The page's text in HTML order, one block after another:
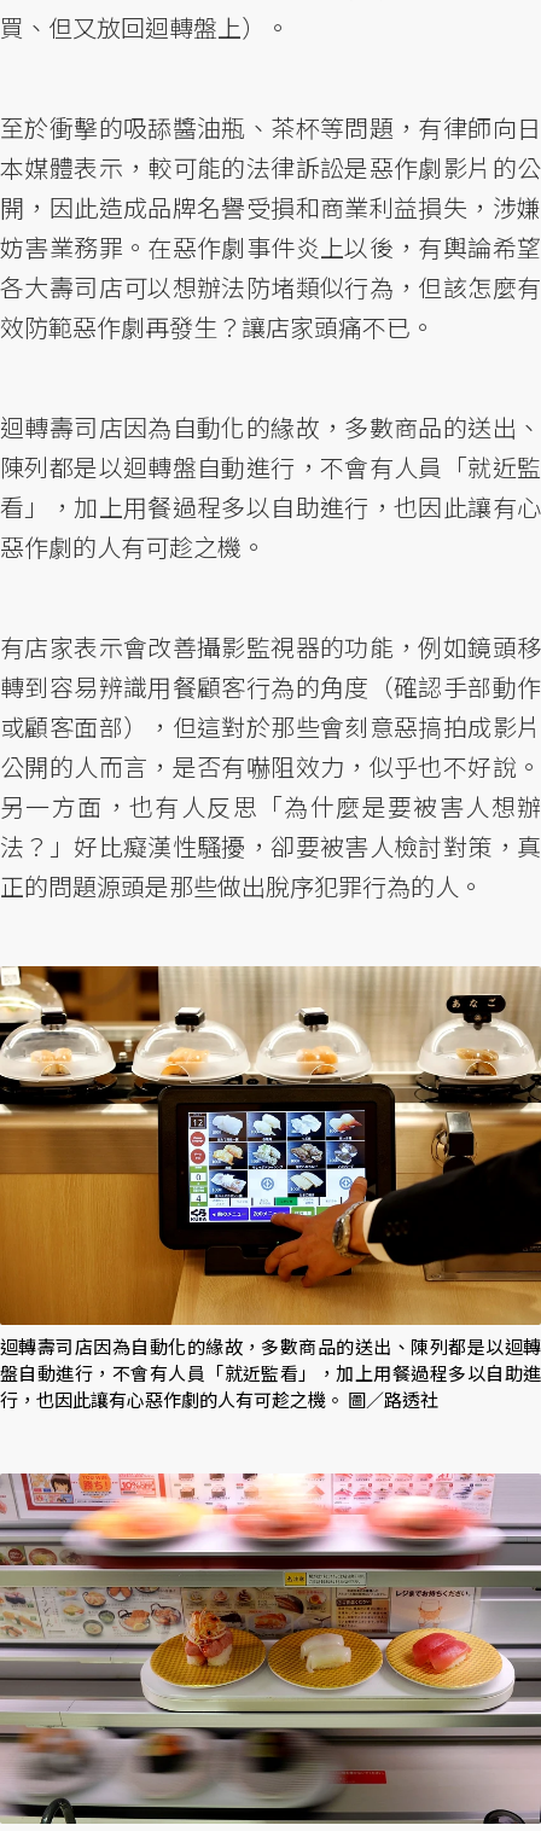
買、但又放回迴轉盤上）。
至於衝擊的吸舔醬油瓶、茶杯等問題，有律師向日
本媒體表示，較可能的法律訴訟是惡作劇影片的公
開，因此造成品牌名譽受損和商業利益損失，涉嫌
妨害業務罪。在惡作劇事件炎上以後，有輿論希望
各大壽司店可以想辦法防堵類似行為，但該怎麼有
效防範惡作劇再發生？讓店家頭痛不已。
迴轉壽司店因為自動化的緣故，多數商品的送出、
陳列都是以迴轉盤自動進行，不會有人員「就近監
看」，加上用餐過程多以自助進行，也因此讓有心
惡作劇的人有可趁之機。
有店家表示會改善攝影監視器的功能，例如鏡頭移
轉到容易辨識用餐顧客行為的角度（確認手部動作
或顧客面部），但這對於那些會刻意惡搞拍成影片
公開的人而言，是否有嚇阻效力，似乎也不好說。
另一方面，也有人反思「為什麼是要被害人想辦
法？」好比癡漢性騷擾，卻要被害人檢討對策，真
正的問題源頭是那些做出脫序犯罪行為的人。
迴轉壽司店因為自動化的緣故，多數商品的送出、陳列都是以迴轉
盤自動進行，不會有人員「就近監看」，加上用餐過程多以自助進
行，也因此讓有心惡作劇的人有可趁之機。 圖／路透社